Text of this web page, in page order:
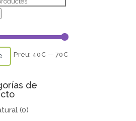
Preu
Preu
Preu: 40€ — 70€
de
(0)